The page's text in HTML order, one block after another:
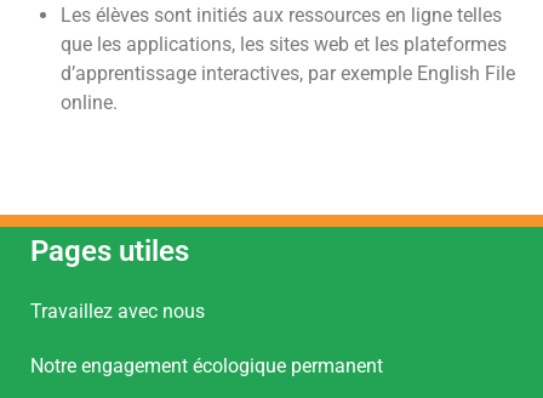
Les élèves sont initiés aux ressources en ligne telles
que les applications, les sites web et les plateformes
d’apprentissage interactives, par exemple English File
online.
Pages utiles
Travaillez avec nous
Notre engagement écologique permanent